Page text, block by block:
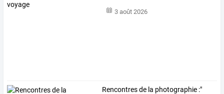
3 août 2026
Rencontresde la photographie :"